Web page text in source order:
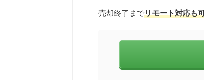
売却終了までリモート対応も